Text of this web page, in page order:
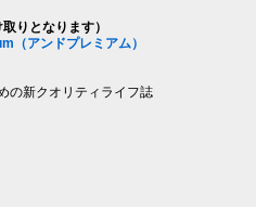
りとなります）
（アンドプレミアム）
の新クオリティライフ誌